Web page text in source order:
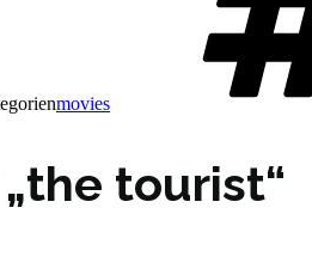
movies
tourist“